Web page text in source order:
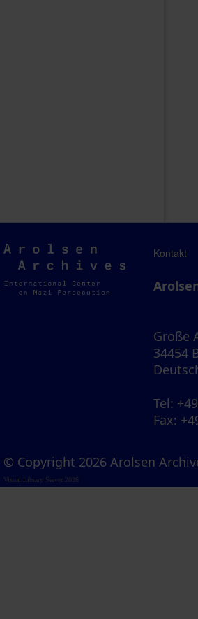
Arolsen
Archives
Kontakt
Große
34454
Tel:
Fax:
© Copyright 2026 Arolsen
Visual Library Server 2026